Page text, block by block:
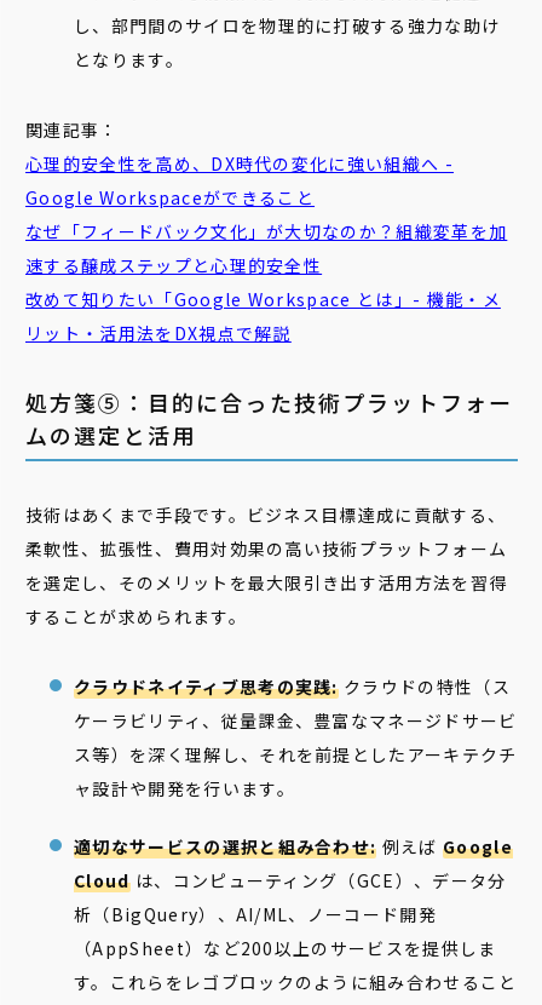
し、部門間のサイロを物理的に打破する強力な助け
となります。
関連記事：
心理的安全性を高め、DX時代の変化に強い組織へ -
Google Workspaceができること
なぜ「フィードバック文化」が大切なのか？組織変革を加
速する醸成ステップと心理的安全性
改めて知りたい「Google Workspace とは」- 機能・メ
リット・活用法をDX視点で解説
処方箋⑤：目的に合った技術プラットフォー
ムの選定と活用
技術はあくまで手段です。ビジネス目標達成に貢献する、
柔軟性、拡張性、費用対効果の高い技術プラットフォーム
を選定し、そのメリットを最大限引き出す活用方法を習得
することが求められます。
クラウドネイティブ思考の実践:クラウドの特性（ス
ケーラビリティ、従量課金、豊富なマネージドサービ
ス等）を深く理解し、それを前提としたアーキテクチ
ャ設計や開発を行います。
適切なサービスの選択と組み合わせ: 例えばGoogle
Cloudは、コンピューティング（GCE）、データ分
析（BigQuery）、AI/ML、ノーコード開発
（AppSheet）など200以上のサービスを提供しま
す。これらをレゴブロックのように組み合わせること